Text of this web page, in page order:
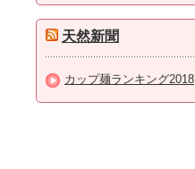
イ
ブ
天然新聞
カップ麺ランキング2018